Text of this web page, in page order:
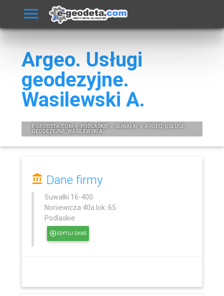
Argeo. Usługi
geodezyjne.
Wasilewski A.
E-GEODETA.COM » PODLASKIE » SUWAŁKI » ARGEO. USŁUGI
GEODEZYJNE. WASILEWSKI A.
Dane firmy
Suwałki 16-400
Noniewicza 40a lok. 65
Podlaskie
EDYTUJ DANE